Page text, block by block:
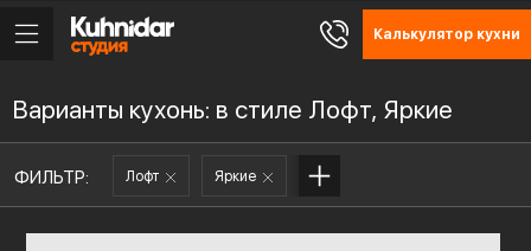
Калькулятор кухни
Варианты кухонь: в стиле Лофт, Яркие
ФИЛЬТР: Лофт Яркие